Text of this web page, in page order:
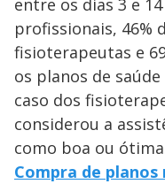
entre os dias 3 e
profissionais, 46%
fisioterapeutas e
os planos de
caso dos
considerou a
como boa ou
Compra de